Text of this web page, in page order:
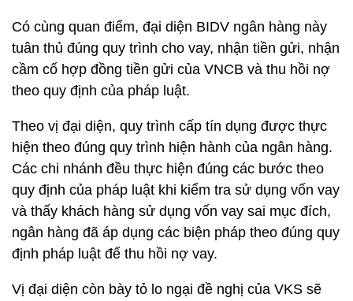
Có cùng quan điểm, đại diện BIDV ngân hàng này
tuân thủ đúng quy trình cho vay, nhận tiền gửi, nhận
cầm cố hợp đồng tiền gửi của VNCB và thu hồi nợ
theo quy định của pháp luật.
Theo vị đại diện, quy trình cấp tín dụng được thực
hiện theo đúng quy trình hiện hành của ngân hàng.
Các chi nhánh đều thực hiện đúng các bước theo
quy định của pháp luật khi kiểm tra sử dụng vốn vay
và thấy khách hàng sử dụng vốn vay sai mục đích,
ngân hàng đã áp dụng các biện pháp theo đúng quy
định pháp luật để thu hồi nợ vay.
Vị đại diện còn bày tỏ lo ngại đề nghị của VKS sẽ